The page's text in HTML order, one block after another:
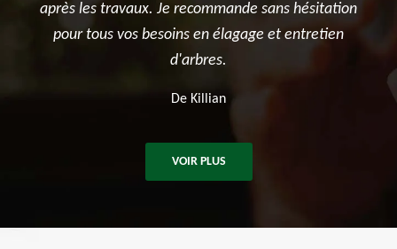
hésitation
entretien
potager. Je recommande sincèrement
entreprise.
VOIR PLUS